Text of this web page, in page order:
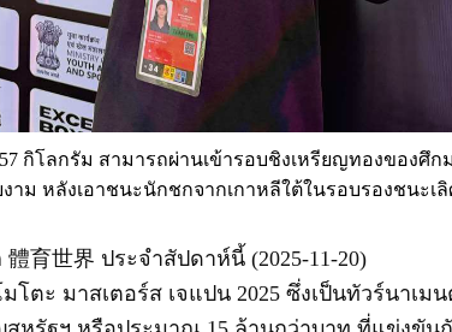
กิโลกรัม สามารถผ่านเข้ารอบชิงเหรียญทองของศึก
งาม หลังเอาชนะนักชกจากเกาหลีใต้ในรอบรองชนะเ
體育世界 ประจำสัปดาห์นี้ (2025-11-20)
โตะ มาสเตอร์ส เจแปน2025ซึ่งเป็นทัวร์นาเม